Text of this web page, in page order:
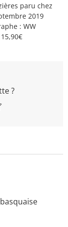
paru chez
2019
: WW
?